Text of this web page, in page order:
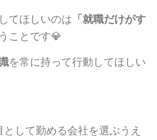
てほしいのは 「就職だけがす
ことです💎
を常に持って行動してほしい
して勤める会社を選ぶうえ